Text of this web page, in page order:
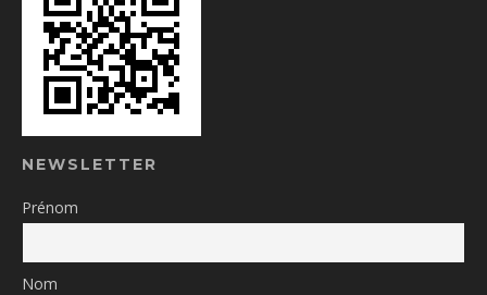
NEWSLETTER
Prénom
Nom